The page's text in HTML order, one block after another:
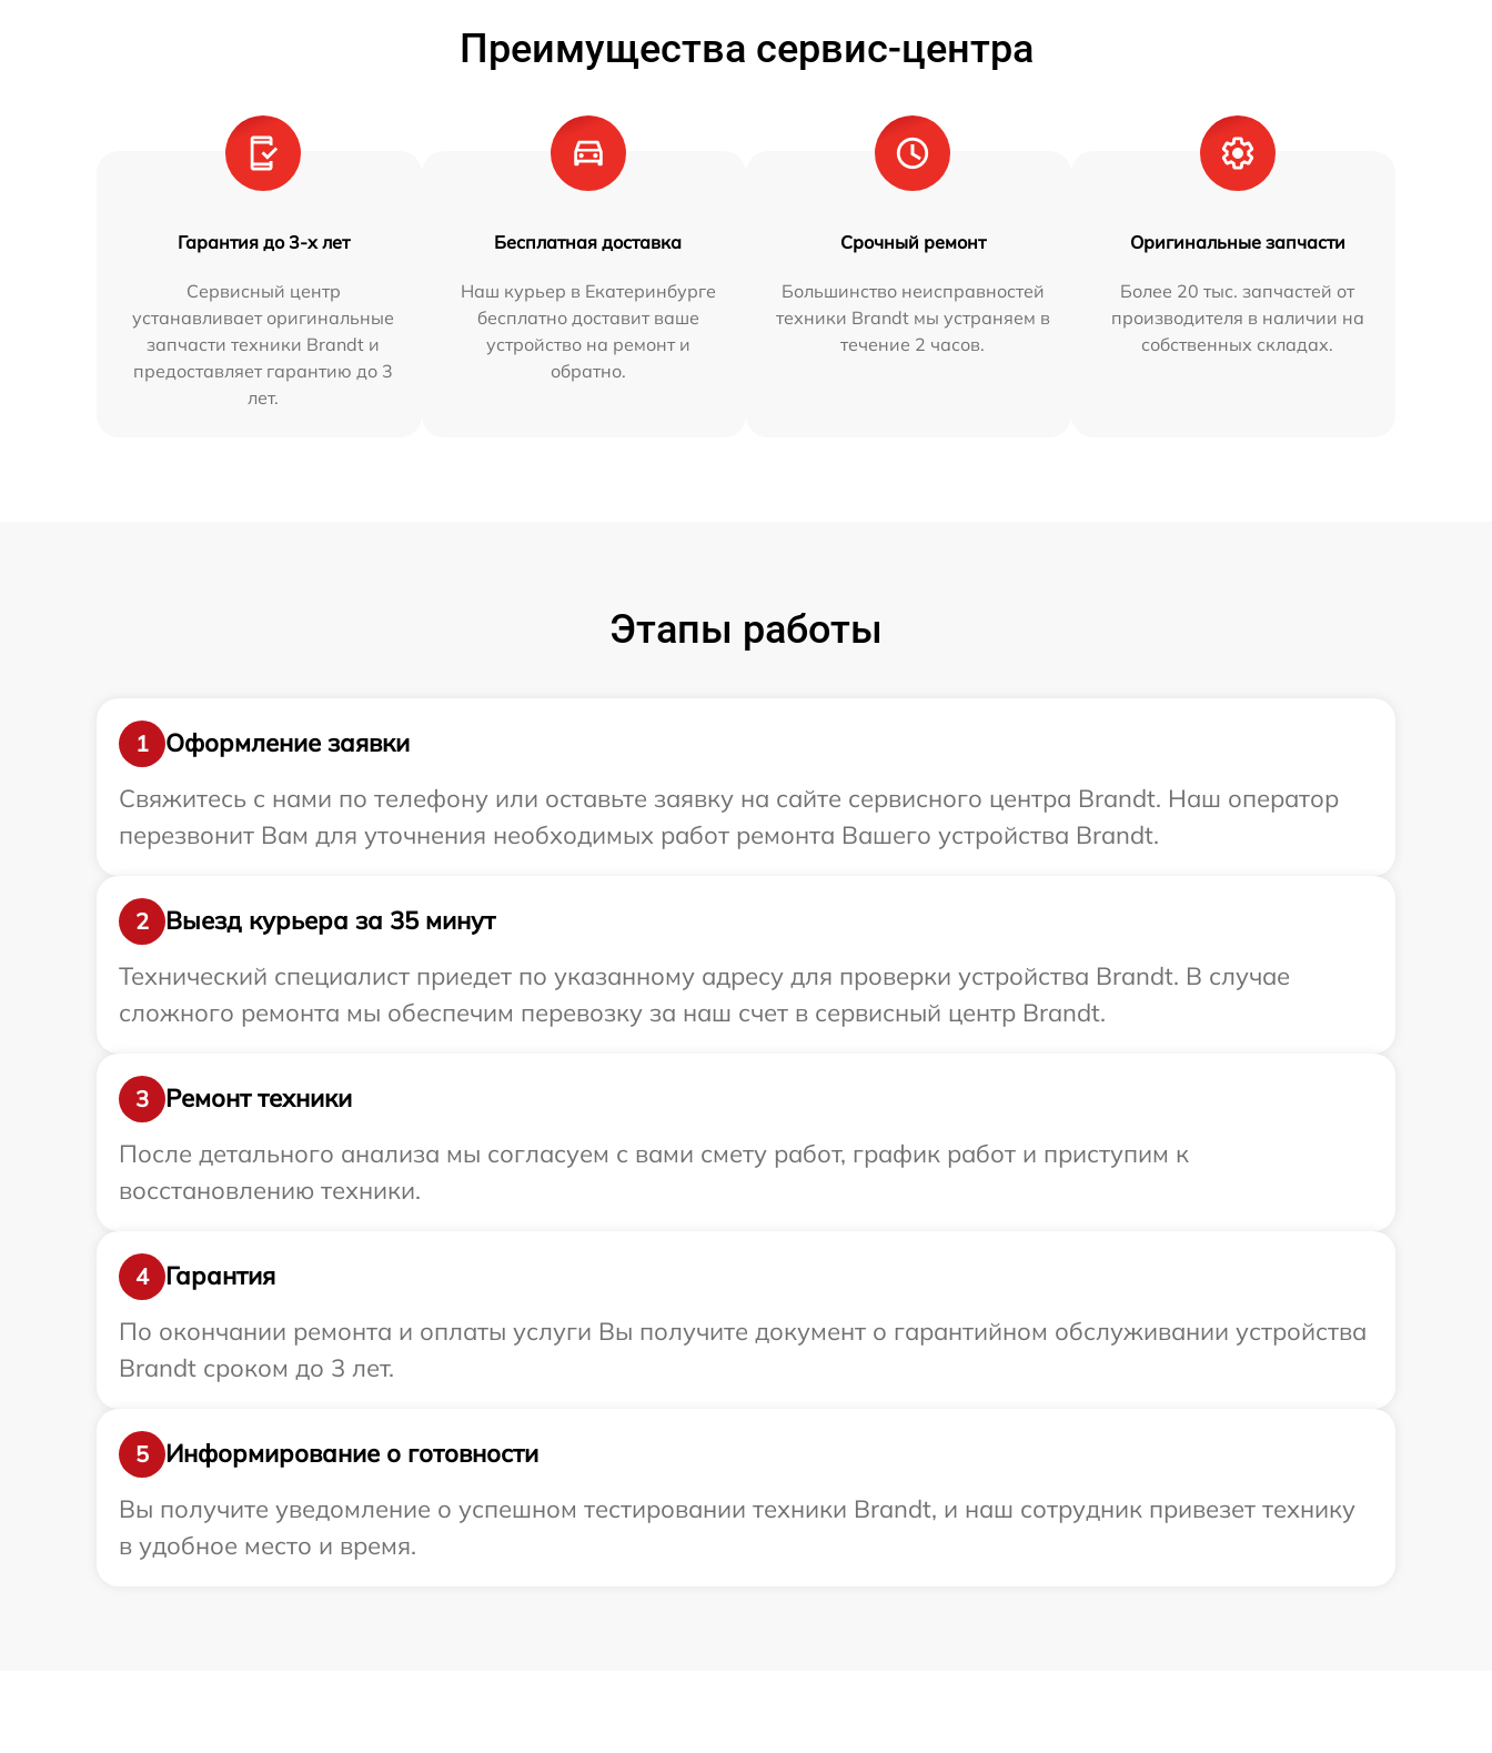
Преимущества сервис-центра
Гарантия до 3-х лет
Сервисный центр
устанавливает оригинальные
запчасти техники Brandt и
предоставляет гарантию до 3
лет.
Бесплатная доставка
Наш курьер в Екатеринбурге
бесплатно доставит ваше
устройство на ремонт и
обратно.
Срочный ремонт
Большинство неисправностей
техники Brandt мы устраняем в
течение 2 часов.
Оригинальные запчасти
Более 20 тыс. запчастей от
производителя в наличии на
собственных складах.
Этапы работы
1
Оформление заявки
Свяжитесь с нами по телефону или оставьте заявку на сайте сервисного центра Brandt. Наш оператор
перезвонит Вам для уточнения необходимых работ ремонта Вашего устройства Brandt.
2
Выезд курьера за 35 минут
Технический специалист приедет по указанному адресу для проверки устройства Brandt. В случае
сложного ремонта мы обеспечим перевозку за наш счет в сервисный центр Brandt.
3
Ремонт техники
После детального анализа мы согласуем с вами смету работ, график работ и приступим к
восстановлению техники.
4
Гарантия
По окончании ремонта и оплаты услуги Вы получите документ о гарантийном обслуживании устройства
Brandt сроком до 3 лет.
5
Информирование о готовности
Вы получите уведомление о успешном тестировании техники Brandt, и наш сотрудник привезет технику
в удобное место и время.